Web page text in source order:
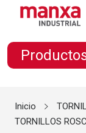
Inicio
TORNILLOS